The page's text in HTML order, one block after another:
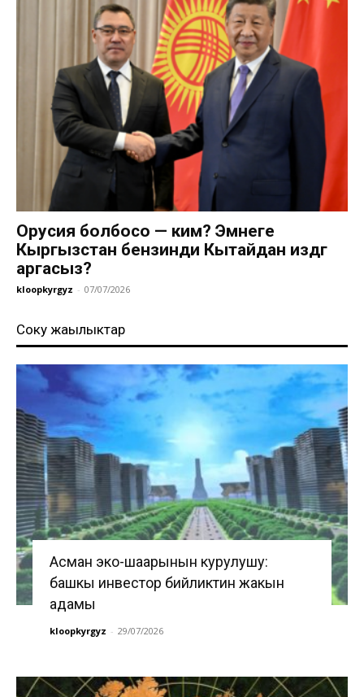
Орусия болбосо — ким? Эмнеге
Кыргызстан бензинди Кытайдан издөөгө
аргасыз?
kloopkyrgyz - 07/07/2026
Соңку жаңылыктар
Асман эко-шаарынын курулушу:
башкы инвестор бийликтин жакын
адамы
kloopkyrgyz - 29/07/2026